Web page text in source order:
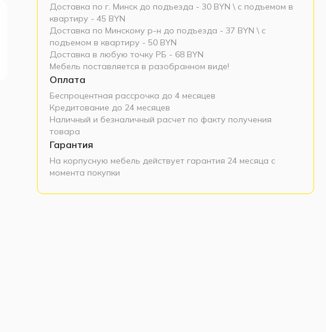
Доставка по г. Минск до подъезда - 30 BYN \ c подъемом в
квартиру - 45 BYN
Доставка по Минскому р-н до подъезда - 37 BYN \ c
подъемом в квартиру - 50 BYN
Доставка в любую точку РБ - 68 BYN
Мебель поставляется в разобранном виде!
Оплата
Беспроцентная рассрочка до 4 месяцев
Кредитование до 24 месяцев
Наличный и безналичный расчет по факту получения
товара
Гарантия
На корпусную мебель действует гарантия 24 месяца с
момента покупки